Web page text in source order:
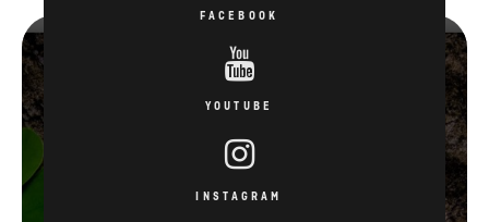
FACEBOOK
YOUTUBE
INSTAGRAM